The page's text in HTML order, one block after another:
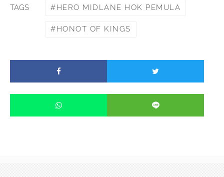
TAGS HERO MIDLANE HOK PEMULA
HONOT OF KINGS